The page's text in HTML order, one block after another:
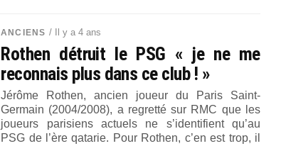
ANCIENS / Il y a 4 ans
Rothen détruit le PSG « je ne me
reconnais plus dans ce club ! »
Jérôme Rothen, ancien joueur du Paris Saint-
Germain (2004/2008), a regretté sur RMC que les
joueurs parisiens actuels ne s’identifient qu’au
PSG de l’ère qatarie. Pour Rothen, c’en est trop, il